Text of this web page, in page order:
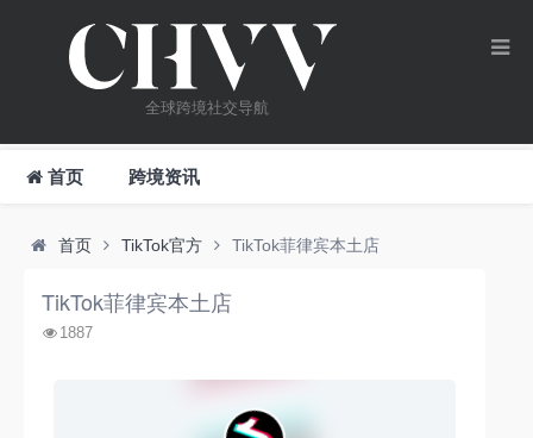
全球跨境社交导航
首页 跨境资讯
首页 TikTok官方 TikTok菲律宾本土店
TikTok菲律宾本土店
1887